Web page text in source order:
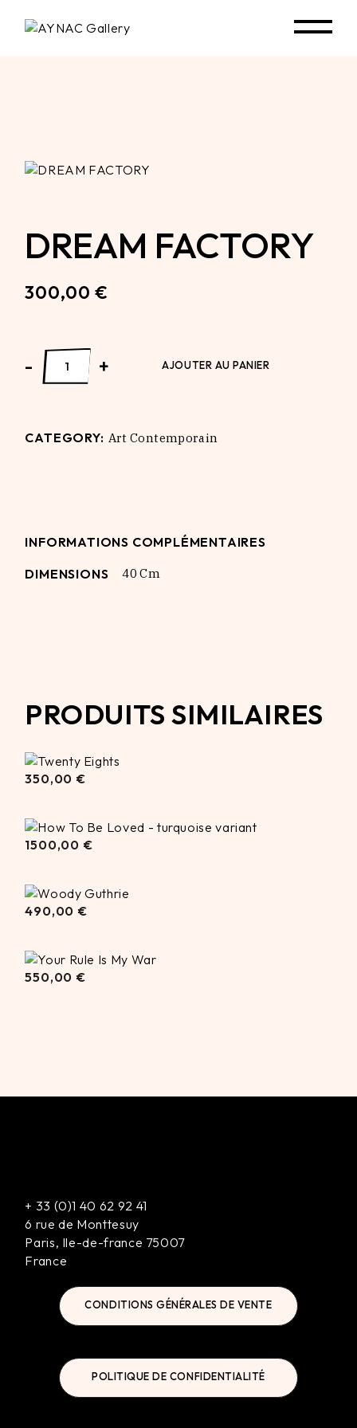
DREAM FACTORY
300,00 €
DREAM FACTORY quantity
- + AJOUTER AU PANIER
CATEGORY: Art Contemporain
INFORMATIONS COMPLÉMENTAIRES
DIMENSIONS
40 Cm
PRODUITS SIMILAIRES
350,00 €
1500,00
1500,00 €
490,00 €
550,00 €
+ 33 (0)1 40 62 92 41
6 rue de Monttesuy
Paris, Ile-de-france 75007
France
CONDITIONS GÉNÉRALES DE VENTE
POLITIQUE DE CONFIDENTIALITÉ